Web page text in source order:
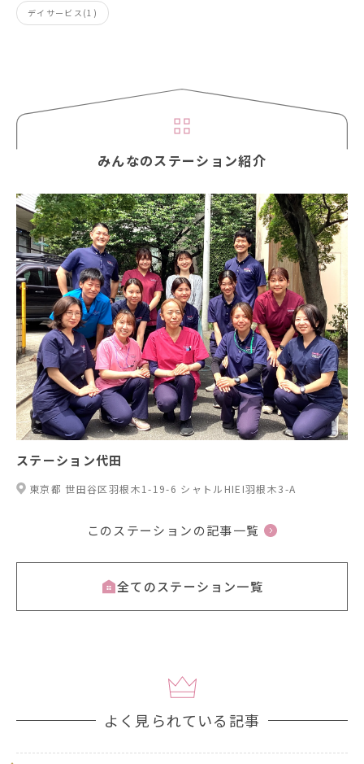
デイサービス(1)
みんなのステーション紹介
ステーション代田
東京都 世田谷区羽根木1-19-6 シャトルHIEI羽根木3-A
このステーションの記事一覧
全てのステーション一覧
よく見られている記事